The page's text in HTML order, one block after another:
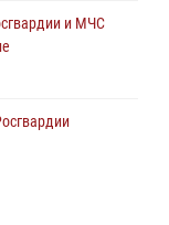
и МЧС